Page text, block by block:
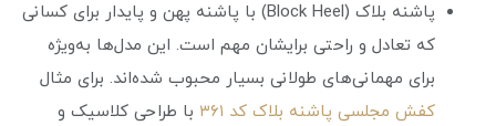
پاشنه بلاک (Block Heel) با پاشنه پهن و پایدار برای کسانی
که تعادل و راحتی برایشان مهم است. این مدل‌ها به‌ویژه
برای مهمانی‌های طولانی بسیار محبوب شده‌اند. برای مثال
کفش مجلسی پاشنه بلاک کد ۳۶۱
با طراحی کلاسیک و